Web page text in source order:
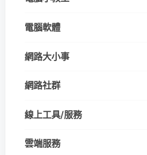
電腦軟體
網路大小事
網路社群
線上工具/服務
雲端服務